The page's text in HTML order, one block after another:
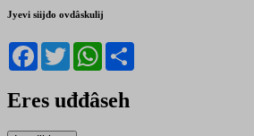
Jyevi siijđo ovdâskulij
Facebook
TwitterWhatsApp
Eres uđđâseh